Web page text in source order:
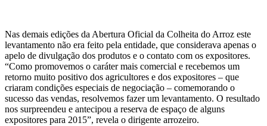
Nas demais edições da Abertura Oficial da Colheita do Arroz este
levantamento não era feito pela entidade, que considerava apenas o
apelo de divulgação dos produtos e o contato com os expositores.
“Como promovemos o caráter mais comercial e recebemos um
retorno muito positivo dos agricultores e dos expositores – que
criaram condições especiais de negociação – comemorando o
sucesso das vendas, resolvemos fazer um levantamento. O resultado
nos surpreendeu e antecipou a reserva de espaço de alguns
expositores para 2015”, revela o dirigente arrozeiro.